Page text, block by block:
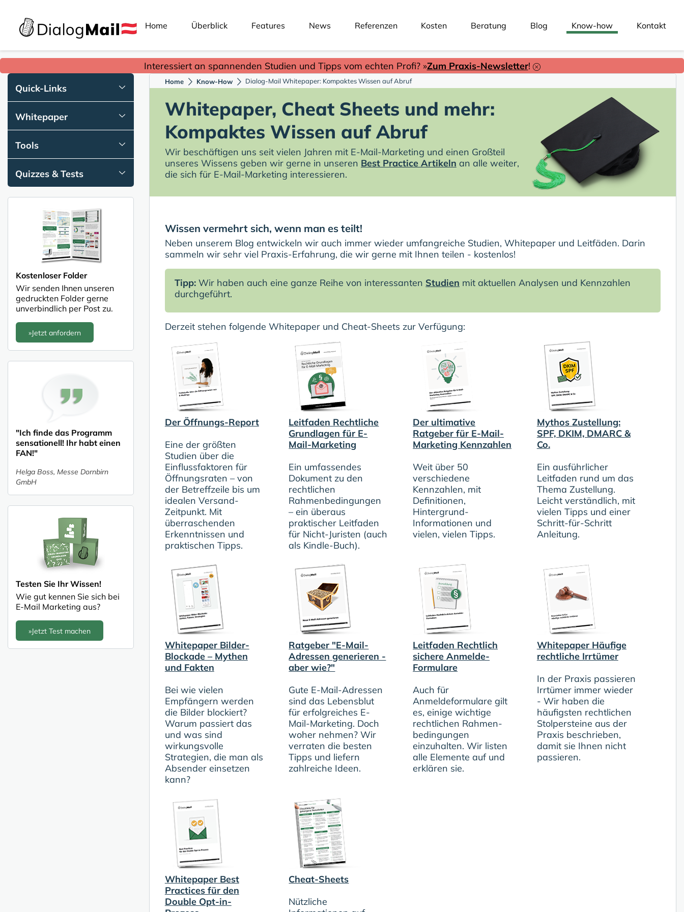
Home Überblick Features News Referenzen Kosten Beratung Blog Know-how Kontakt
Interessiert an spannenden Studien und Tipps vom echten Profi? »Zum Praxis-Newsletter!
Home Know-How Dialog-Mail Whitepaper: Kompaktes Wissen auf Abruf
Whitepaper, Cheat Sheets und mehr:
Kompaktes Wissen auf Abruf
Wir beschäftigen uns seit vielen Jahren mit E-Mail-Marketing und einen Großteil
unseres Wissens geben wir gerne in unseren Best Practice Artikeln an alle weiter,
die sich für E-Mail-Marketing interessieren.
Wissen vermehrt sich, wenn man es teilt!
Neben unserem Blog entwickeln wir auch immer wieder umfangreiche Studien, Whitepaper und Leitfäden. Darin
sammeln wir sehr viel Praxis-Erfahrung, die wir gerne mit Ihnen teilen - kostenlos!
Tipp: Wir haben auch eine ganze Reihe von interessanten Studien mit aktuellen Analysen und Kennzahlen
durchgeführt.
Derzeit stehen folgende Whitepaper und Cheat-Sheets zur Verfügung:
Der Öffnungs-Report
Eine der größten
Studien über die
Einflussfaktoren für
Öffnungsraten – von
der Betreffzeile bis um
idealen Versand-
Zeitpunkt. Mit
überraschenden
Erkenntnissen und
praktischen Tipps.
Leitfaden Rechtliche
Grundlagen für E-
Mail-Marketing
Ein umfassendes
Dokument zu den
rechtlichen
Rahmenbedingungen
– ein überaus
praktischer Leitfaden
für Nicht-Juristen (auch
als Kindle-Buch).
Der ultimative
Ratgeber für E-Mail-
Marketing Kennzahlen
Weit über 50
verschiedene
Kennzahlen, mit
Definitionen,
Hintergrund-
Informationen und
vielen, vielen Tipps.
Mythos Zustellung:
SPF, DKIM, DMARC &
Co.
Ein ausführlicher
Leitfaden rund um das
Thema Zustellung.
Leicht verständlich, mit
vielen Tipps und einer
Schritt-für-Schritt
Anleitung.
Whitepaper Bilder-
Blockade – Mythen
und Fakten
Bei wie vielen
Empfängern werden
die Bilder blockiert?
Warum passiert das
und was sind
wirkungsvolle
Strategien, die man als
Absender einsetzen
kann?
Ratgeber "E-Mail-
Adressen generieren -
aber wie?"
Gute E-Mail-Adressen
sind das Lebensblut
für erfolgreiches E-
Mail-Marketing. Doch
woher nehmen? Wir
verraten die besten
Tipps und liefern
zahlreiche Ideen.
Leitfaden Rechtlich
sichere Anmelde-
Formulare
Auch für
Anmeldeformulare gilt
es, einige wichtige
rechtlichen Rahmen-
bedingungen
einzuhalten. Wir listen
alle Elemente auf und
erklären sie.
Whitepaper Häufige
rechtliche Irrtümer
In der Praxis passieren
Irrtümer immer wieder
- Wir haben die
häufigsten rechtlichen
Stolpersteine aus der
Praxis beschrieben,
damit sie Ihnen nicht
passieren.
Whitepaper Best
Practices für den
Double Opt-in-
Cheat-Sheets
Nützliche
Quick-Links
Whitepaper
Tools
Quizzes & Tests
Kostenloser Folder
Wir senden Ihnen unseren
gedruckten Folder gerne
unverbindlich per Post zu.
»Jetzt anfordern
"Ich finde das Programm
sensationell! Ihr habt einen
FAN!"
Helga Boss, Messe Dornbirn
GmbH
Testen Sie Ihr Wissen!
Wie gut kennen Sie sich bei
E-Mail Marketing aus?
»Jetzt Test machen